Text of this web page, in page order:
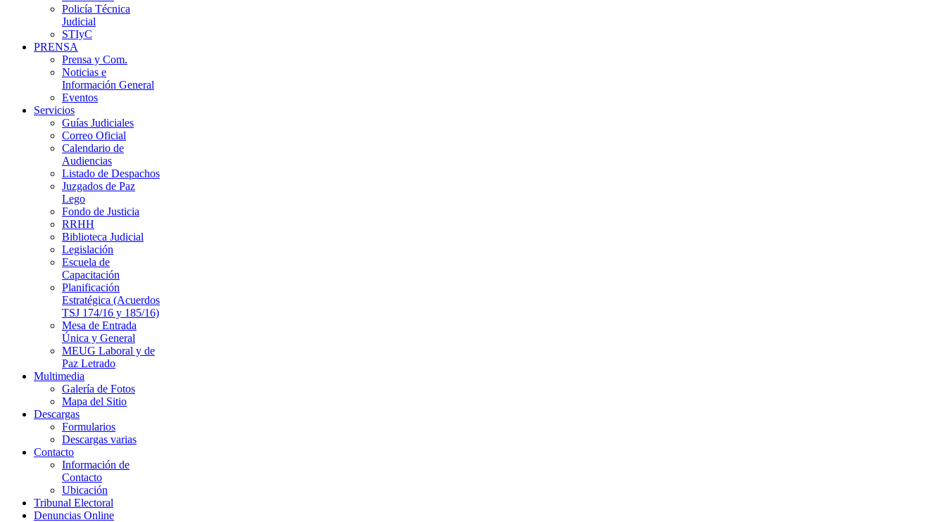
Policía Técnica
Judicial
STIyC
PRENSA
Prensa y Com.
Noticias e
Información General
Eventos
Servicios
Guías Judiciales
Correo Oficial
Calendario de
Audiencias
Listado de Despachos
Juzgados de Paz
Lego
Fondo de Justicia
RRHH
Biblioteca Judicial
Legislación
Escuela de
Capacitación
Planificación
Estratégica (Acuerdos
TSJ 174/16 y 185/16)
Mesa de Entrada
Única y General
MEUG Laboral y de
Paz Letrado
Multimedia
Galería de Fotos
Mapa del Sitio
Descargas
Formularios
Descargas varias
Contacto
Información de
Contacto
Ubicación
Tribunal Electoral
Denuncias Online